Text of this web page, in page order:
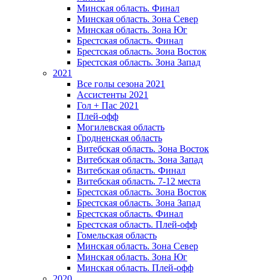
Mинская область. Финал
Минская область. Зона Север
Минская область. Зона Юг
Брестская область. Финал
Брестская область. Зона Восток
Брестская область. Зона Запад
2021
Все голы сезона 2021
Ассистенты 2021
Гол + Пас 2021
Плей-офф
Могилевская область
Гродненская область
Витебская область. Зона Восток
Витебская область. Зона Запад
Витебская область. Финал
Витебская область. 7-12 места
Брестская область. Зона Восток
Брестская область. Зона Запад
Брестская область. Финал
Брестская область. Плей-офф
Гомельская область
Минская область. Зона Север
Минская область. Зона Юг
Минская область. Плей-офф